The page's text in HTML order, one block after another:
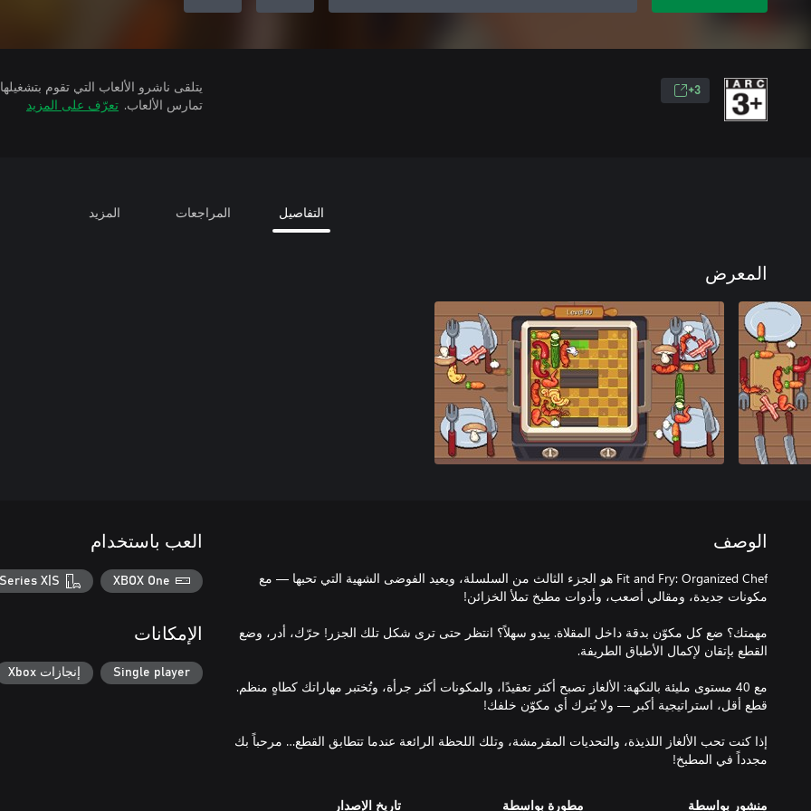
3+
تمارس الألعاب. تعرّف على المزيد
التفاصيل المراجعات المزيد
المعرض
الوصف
Fit and Fry: Organized Chef هو الجزء الثالث من السلسلة، ويعيد الفوضى الشهية التي تحبها — مع
مهمتك؟ ضع كل مكوّن بدقة داخل المقلاة. يبدو سهلاً؟ انتظر حتى ترى شكل تلك الجزر! حرّك، أدر، وضع
مع 40 مستوى مليئة بالنكهة: الألغاز تصبح أكثر تعقيدًا، والمكونات أكثر جرأة، وتُختبر مهاراتك كطاهٍ منظم.
إذا كنت تحب الألغاز اللذيذة، والتحديات المقرمشة، وتلك اللحظة الرائعة عندما تتطابق القطع… مرحباً بك
مجدداً في المطبخ!
منشور بواسطة مطورة بواسطة تاريخ الإصدار
العب باستخدام
XBOX One
X|S
الإمكانات
Single player إنجازات Xbox